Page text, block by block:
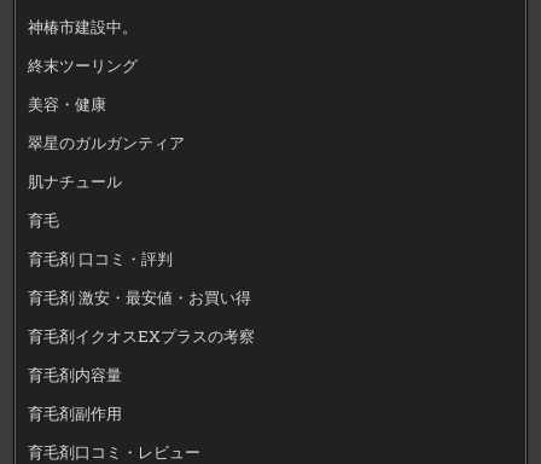
神椿市建設中。
終末ツーリング
美容・健康
翠星のガルガンティア
肌ナチュール
育毛
育毛剤 口コミ・評判
育毛剤 激安・最安値・お買い得
育毛剤イクオスEXプラスの考察
育毛剤内容量
育毛剤副作用
育毛剤口コミ・レビュー